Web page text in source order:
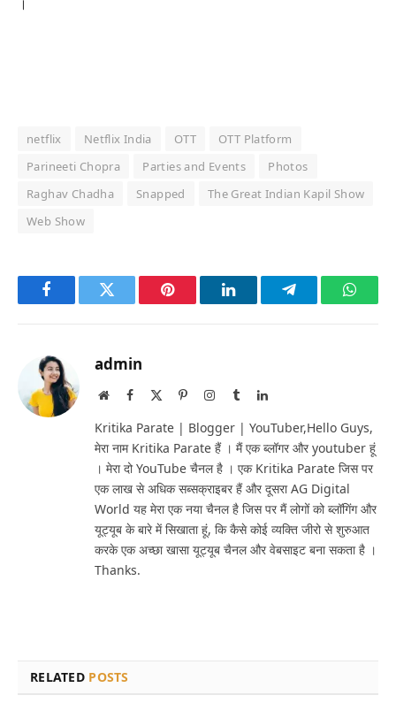
netflix Netflix India OTT
OTT Platform
Parineeti Chopra
Parties and Events
Photos
Raghav Chadha
Snapped
The Great Indian Kapil Show
Web Show
FacebookTwitter Pinterest LinkedInTelegram
admin
WebsiteFacebook PinterestInstagram
TumblrLinkedIn
Kritika Parate | Blogger | YouTuber,Hello Guys,
मेरा नाम Kritika Parate हैं । मैं एक ब्लॉगर और youtuber हूं
। मेरा दो YouTube चैनल है । एक Kritika Parate जिस पर
एक लाख से अधिक सब्सक्राइबर हैं और दूसरा AG Digital
World यह मेरा एक नया चैनल है जिस पर मैं लोगों को ब्लॉगिंग और
यूट्यूब के बारे में सिखाता हूं, कि कैसे कोई व्यक्ति जीरो से शुरुआत
करके एक अच्छा खासा यूट्यूब चैनल और वेबसाइट बना सकता है ।
Thanks.
RELATED POSTS